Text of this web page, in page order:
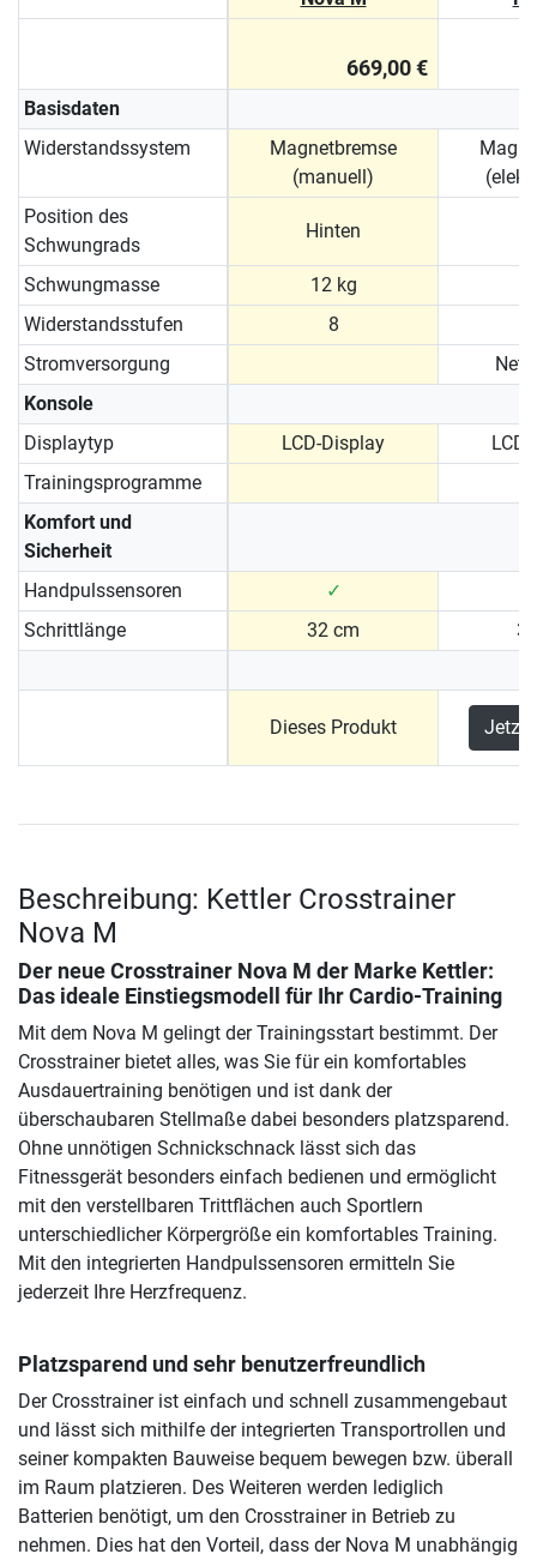
669,00 €
Basisdaten
Widerstandssystem
Magnetbremse
(manuell)
Position des
Schwungrads
Hinten
Schwungmasse 12 kg
Widerstandsstufen
8
Stromversorgung
Konsole
Displaytyp
LCD-Display
Trainingsprogramme
Komfort und
Sicherheit
Handpulssensoren
✓
Schrittlänge
32 cm
Dieses Produkt Jetzt
Beschreibung: Kettler Crosstrainer
Nova M
Der neue Crosstrainer Nova M der Marke Kettler:
Das ideale Einstiegsmodell für Ihr Cardio-Training
Mit dem Nova M gelingt der Trainingsstart bestimmt. Der
Crosstrainer bietet alles, was Sie für ein komfortables
Ausdauertraining benötigen und ist dank der
überschaubaren Stellmaße dabei besonders platzsparend.
Ohne unnötigen Schnickschnack lässt sich das
Fitnessgerät besonders einfach bedienen und ermöglicht
mit den verstellbaren Trittflächen auch Sportlern
unterschiedlicher Körpergröße ein komfortables Training.
Mit den integrierten Handpulssensoren ermitteln Sie
jederzeit Ihre Herzfrequenz.
Platzsparend und sehr benutzerfreundlich
Der Crosstrainer ist einfach und schnell zusammengebaut
und lässt sich mithilfe der integrierten Transportrollen und
seiner kompakten Bauweise bequem bewegen bzw. überall
im Raum platzieren. Des Weiteren werden lediglich
Batterien benötigt, um den Crosstrainer in Betrieb zu
nehmen. Dies hat den Vorteil, dass der Nova M unabhängig